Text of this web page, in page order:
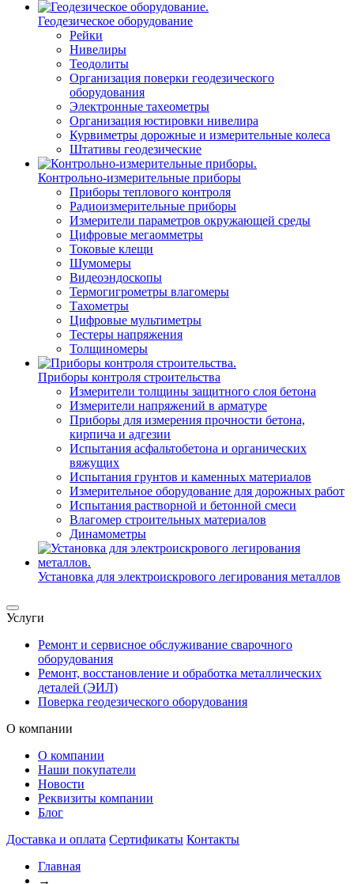
Геодезическое оборудование
Рейки
Нивелиры
Теодолиты
Организация поверки геодезического
оборудования
Электронные тахеометры
Организация юстировки нивелира
Курвиметры дорожные и измерительные колеса
Штативы геодезические
Контрольно-измерительные приборы
Приборы теплового контроля
Радиоизмерительные приборы
Измерители параметров окружающей среды
Цифровые мегаомметры
Токовые клещи
Шумомеры
Видеоэндоскопы
Термогигрометры влагомеры
Тахометры
Цифровые мультиметры
Тестеры напряжения
Толщиномеры
Приборы контроля строительства
Измерители толщины защитного слоя бетона
Измерители напряжений в арматуре
Приборы для измерения прочности бетона,
кирпича и адгезии
Испытания асфальтобетона и органических
вяжущих
Испытания грунтов и каменных материалов
Измерительное оборудование для дорожных работ
Испытания растворной и бетонной смеси
Влагомер строительных материалов
Динамометры
Установка для электроискрового легирования металлов
Услуги
Ремонт и сервисное обслуживание сварочного
оборудования
Ремонт, восстановление и обработка металлических
деталей (ЭИЛ)
Поверка геодезического оборудования
О компании
О компании
Наши покупатели
Новости
Реквизиты компании
Блог
Доставка и оплата Сертификаты Контакты
Главная
→